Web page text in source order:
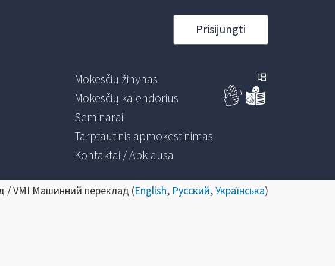
Prisijungti
Mokesčių žinynas
Mokesčių kalendorius
Seminarai
Tarptautinis apmokestinimas
Kontaktai / Apklausa
/ VMI Машинний переклад (English, Русский,Українська)